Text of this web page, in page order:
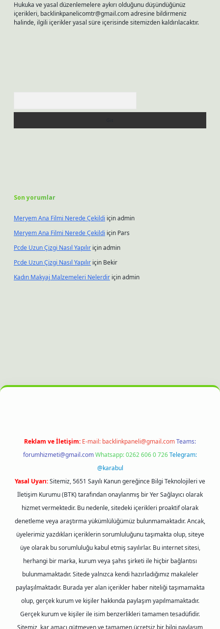
Hukuka ve yasal düzenlemelere aykırı olduğunu düşündüğünüz
içerikleri, backlinkpanelicomtr@gmail.comadresine bildirmeniz
halinde, ilgili içerikler yasal süre içerisinde sitemizden kaldırılacaktır.
Son yorumlar
Meryem Ana Filmi Nerede Çekildi içinadmin
Meryem Ana Filmi Nerede Çekildi için Pars
Pcde Uzun Çizgi Nasıl Yapılır içinadmin
Pcde Uzun Çizgi Nasıl Yapılır için Bekir
Kadın Makyaj Malzemeleri Nelerdir içinadmin
güncel giriş
Reklam ve İletişim: E-mail: backlinkpaneli@gmail.comTeams:
forumhizmeti@gmail.comWhatsapp: 0262 606 0 726Telegram:
@karabul
Yasal Uyarı:Sitemiz, 5651 Sayılı Kanun gereğince Bilgi Teknolojileri ve
İletişim Kurumu (BTK) tarafından onaylanmış bir Yer Sağlayıcı olarak
hizmet vermektedir. Bu nedenle, sitedeki içerikleri proaktif olarak
denetleme veya araştırma yükümlülüğümüz bulunmamaktadır. Ancak,
üyelerimiz yazdıkları içeriklerin sorumluluğunu taşımakta olup, siteye
üye olarak bu sorumluluğu kabul etmiş sayılırlar. Bu internet sitesi,
herhangi bir marka, kurum veya şahıs şirketi ile hiçbir bağlantısı
bulunmamaktadır. Sitede yalnızca kendi hazırladığımız makaleler
paylaşılmaktadır. Burada yer alan içerikler haber niteliği taşımamakta
olup, gerçek kurum ve kişiler hakkında paylaşım yapılmamaktadır.
Gerçek kurum ve kişiler ile isim benzerlikleri tamamen tesadüfidir.
Sitemiz, kar amacı gütmeyen ve tamamen ücretsiz bir bilgi paylaşım